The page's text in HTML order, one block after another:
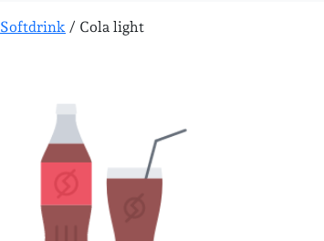
Softdrink / Cola light